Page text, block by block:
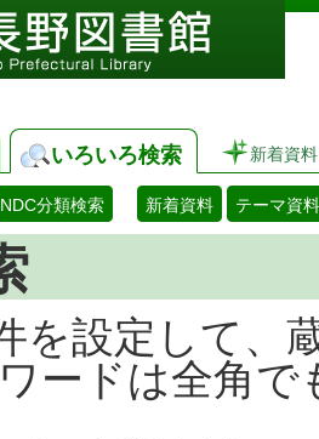
いろいろ検索 新着資料
NDC分類検索 新着資料 テーマ資料
を設定して、
ードは全角